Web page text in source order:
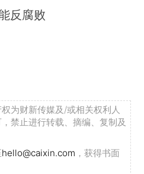
反腐败
为财新传媒及/或相关权利人
禁止进行转载、摘编、复制及
hello@caixin.com ，获得书面